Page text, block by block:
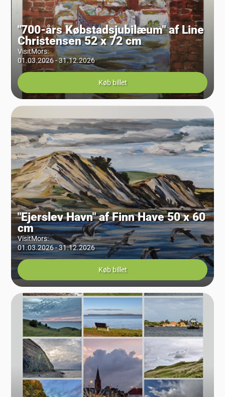
"700-års Købstadsjubilæum" af Line
Christensen 52 x 72 cm
VisitMors:
01.03.2026 - 31.12.2026
Køb billet
"Ejerslev Havn" af Finn Have 50 x 60
cm
VisitMors:
01.03.2026 - 31.12.2026
Køb billet